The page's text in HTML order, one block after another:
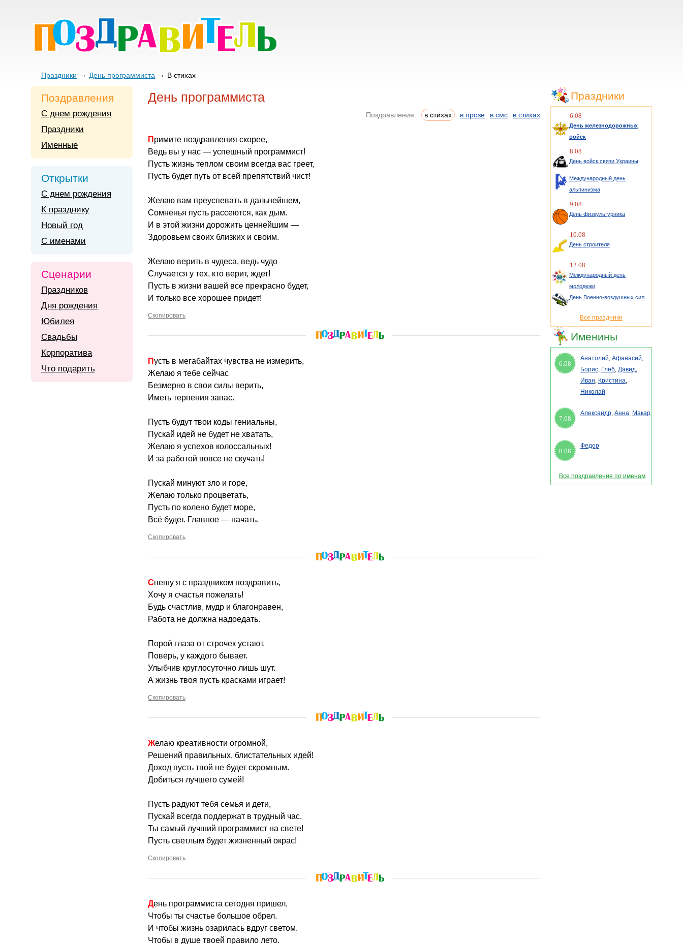
Праздники День программиста В стихах
День программиста
Поздравления: в стихах в прозе в смс в стихах
Примите поздравления скорее,
Ведь вы у нас — успешный программист!
Пусть жизнь теплом своим всегда вас греет,
Пусть будет путь от всей препятствий чист!
Желаю вам преуспевать в дальнейшем,
Сомненья пусть рассеются, как дым.
И в этой жизни дорожить ценнейшим —
Здоровьем своих близких и своим.
Желаю верить в чудеса, ведь чудо
Случается у тех, кто верит, ждет!
Пусть в жизни вашей все прекрасно будет,
И только все хорошее придет!
Скопировать
Пусть в мегабайтах чувства не измерить,
Желаю я тебе сейчас
Безмерно в свои силы верить,
Иметь терпения запас.
Пусть будут твои коды гениальны,
Пускай идей не будет не хватать,
Желаю я успехов колоссальных!
И за работой вовсе не скучать!
Пускай минуют зло и горе,
Желаю только процветать,
Пусть по колено будет море,
Всё будет. Главное — начать.
Скопировать
Спешу я с праздником поздравить,
Хочу я счастья пожелать!
Будь счастлив, мудр и благонравен,
Работа не должна надоедать.
Порой глаза от строчек устают,
Поверь, у каждого бывает.
Улыбчив круглосуточно лишь шут.
А жизнь твоя пусть красками играет!
Скопировать
Желаю креативности огромной,
Решений правильных, блистательных идей!
Доход пусть твой не будет скромным.
Добиться лучшего сумей!
Пусть радуют тебя семья и дети,
Пускай всегда поддержат в трудный час.
Ты самый лучший программист на свете!
Пусть светлым будет жизненный окрас!
Скопировать
День программиста сегодня пришел,
Чтобы ты счастье большое обрел.
И чтобы жизнь озарилась вдруг светом.
Чтобы в душе твоей правило лето.
Поздравления
С днем рождения
Праздники
Именные
Открытки
С днем рождения
К празднику
Новый год
С именами
Сценарии
Праздников
Дня рождения
Юбилея
Свадьбы
Корпоратива
Что подарить
Праздники
6.08
День железнодорожных
войск
8.08
День войск связи Украины
Международный день
альпинизма
9.08
День физкультурника
10.08
День строителя
12.08
Международный день
молодежи
День Военно-воздушных сил
Все праздники
Именины
6.08
Анатолий, Афанасий,
Борис, Глеб, Давид,
Иван, Кристина,
Николай
7.08
Александр, Анна, Макар
8.08
Федор
Все поздравления по именам